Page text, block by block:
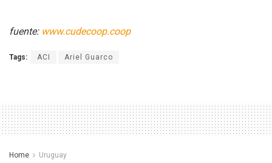
fuente: www.cudecoop.coop
Tags: ACI Ariel Guarco
Home Uruguay